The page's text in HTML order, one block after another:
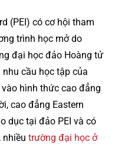
(PEI) có cơ hội tham
trình học mở do
đại học đảo Hoàng tử
cầu học tập của
hình thức cao đẳng
cao đẳng Eastern
dục tại đảo PEI và có
nhiều trường đại học ở